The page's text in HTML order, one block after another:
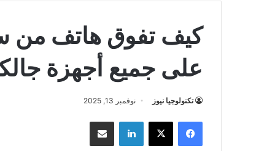
على جميع أجهزة
تكنولوجيا نيوز نوفمبر 13, 2025
فيسبوك ‫X لينكدإن مشاركة بالبريد الإلكتروني